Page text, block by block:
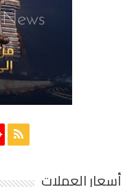
أسعار العملات